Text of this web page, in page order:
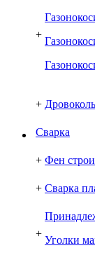
+
+
Сварка
+ Фен
+ Сварка
+
Уголки